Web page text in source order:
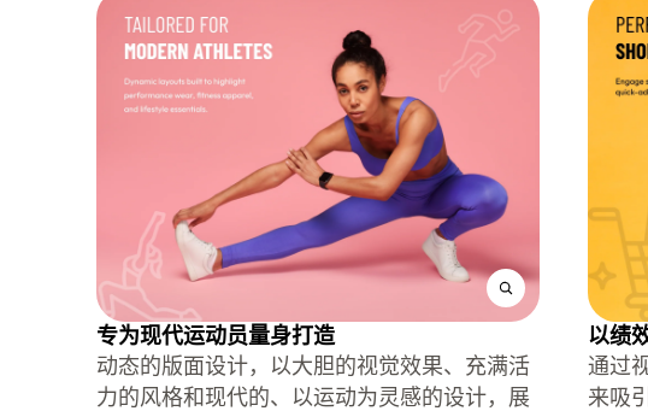
专为现代运动员量身打造
动态的版面设计，以大胆的视觉效果、充满活
力的风格和现代的、以运动为灵感的设计，展
以绩
通过
来吸